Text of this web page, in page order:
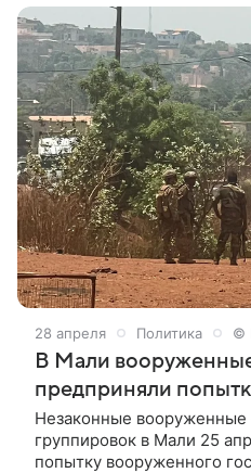
боевиков составляла
человек, подготовка
украинских и
инструкторов,
(переносные зенитные
прим. ТАСС) западного
“Мистраль”», — сообщили
28 апреля Политика ©
В Мали
предприняли
Незаконные
группировок в Мали 25
попытку вооруженного